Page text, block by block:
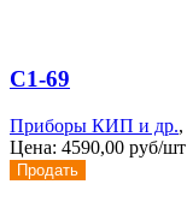
С1-69
Приборы КИП и др.,
Цена: 4590,00 руб/шт
Продать